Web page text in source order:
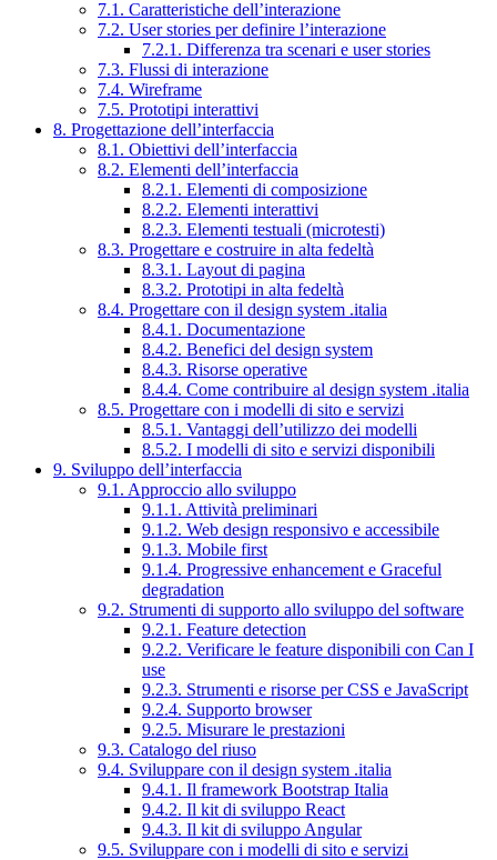
7.1. Caratteristiche dell’interazione
7.2. User stories per definire l’interazione
7.2.1. Differenza tra scenari e user stories
7.3. Flussi di interazione
7.4. Wireframe
7.5. Prototipi interattivi
8. Progettazione dell’interfaccia
8.1. Obiettivi dell’interfaccia
8.2. Elementi dell’interfaccia
8.2.1. Elementi di composizione
8.2.2. Elementi interattivi
8.2.3. Elementi testuali (microtesti)
8.3. Progettare e costruire in alta fedeltà
8.3.1. Layout di pagina
8.3.2. Prototipi in alta fedeltà
8.4. Progettare con il design system .italia
8.4.1. Documentazione
8.4.2. Benefici del design system
8.4.3. Risorse operative
8.4.4. Come contribuire al design system .italia
8.5. Progettare con i modelli di sito e servizi
8.5.1. Vantaggi dell’utilizzo dei modelli
8.5.2. I modelli di sito e servizi disponibili
9. Sviluppo dell’interfaccia
9.1. Approccio allo sviluppo
9.1.1. Attività preliminari
9.1.2. Web design responsivo e accessibile
9.1.3. Mobile first
9.1.4. Progressive enhancement e Graceful
degradation
9.2. Strumenti di supporto allo sviluppo del software
9.2.1. Feature detection
9.2.2. Verificare le feature disponibili con Can I
use
9.2.3. Strumenti e risorse per CSS e JavaScript
9.2.4. Supporto browser
9.2.5. Misurare le prestazioni
9.3. Catalogo del riuso
9.4. Sviluppare con il design system .italia
9.4.1. Il framework Bootstrap Italia
9.4.2. Il kit di sviluppo React
9.4.3. Il kit di sviluppo Angular
9.5. Sviluppare con i modelli di sito e servizi